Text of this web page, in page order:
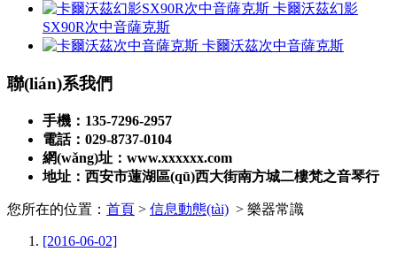
卡爾沃茲幻影
SX90R次中音薩克斯
卡爾沃茲次中音薩克斯
聯(lián)系我們
手機：135-7296-2957
電話：029-8737-0104
網(wǎng)址：www.xxxxxx.com
地址：西安市蓮湖區(qū)西大街南方城二樓梵之音琴行
您所在的位置： 首頁 > 信息動態(tài) > 樂器常識
[2016-06-02]